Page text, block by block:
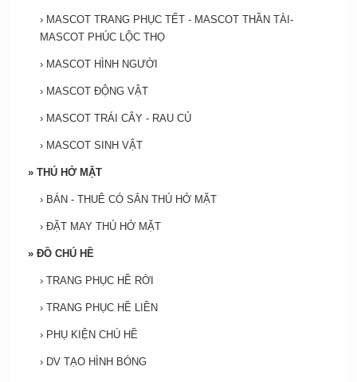
› MASCOT TRANG PHỤC TẾT - MASCOT THẦN TÀI-
MASCOT PHÚC LỘC THỌ
› MASCOT HÌNH NGƯỜI
› MASCOT ĐỘNG VẬT
› MASCOT TRÁI CÂY - RAU CỦ
› MASCOT SINH VẬT
» THÚ HỞ MẶT
› BÁN - THUÊ CÓ SẮN THÚ HỞ MẶT
› ĐẶT MAY THÚ HỞ MẶT
» ĐỒ CHÚ HỀ
› TRANG PHỤC HỀ RỜI
› TRANG PHỤC HỀ LIỀN
› PHỤ KIỆN CHÚ HỀ
› DV TẠO HÌNH BÓNG